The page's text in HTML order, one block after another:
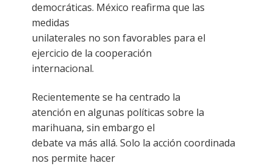
democráticas. México reafirma que las
medidas
unilaterales no son favorables para el
ejercicio de la cooperación
internacional.
Recientemente se ha centrado la
atención en algunas políticas sobre la
marihuana, sin embargo el
debate va más allá. Solo la acción coordinada
nos permite hacer